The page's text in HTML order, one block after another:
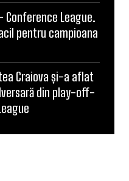
Conference League.
pentru campioana
Craiova și-a aflat
din play-off-